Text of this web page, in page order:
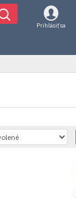
Prihlásiť sa